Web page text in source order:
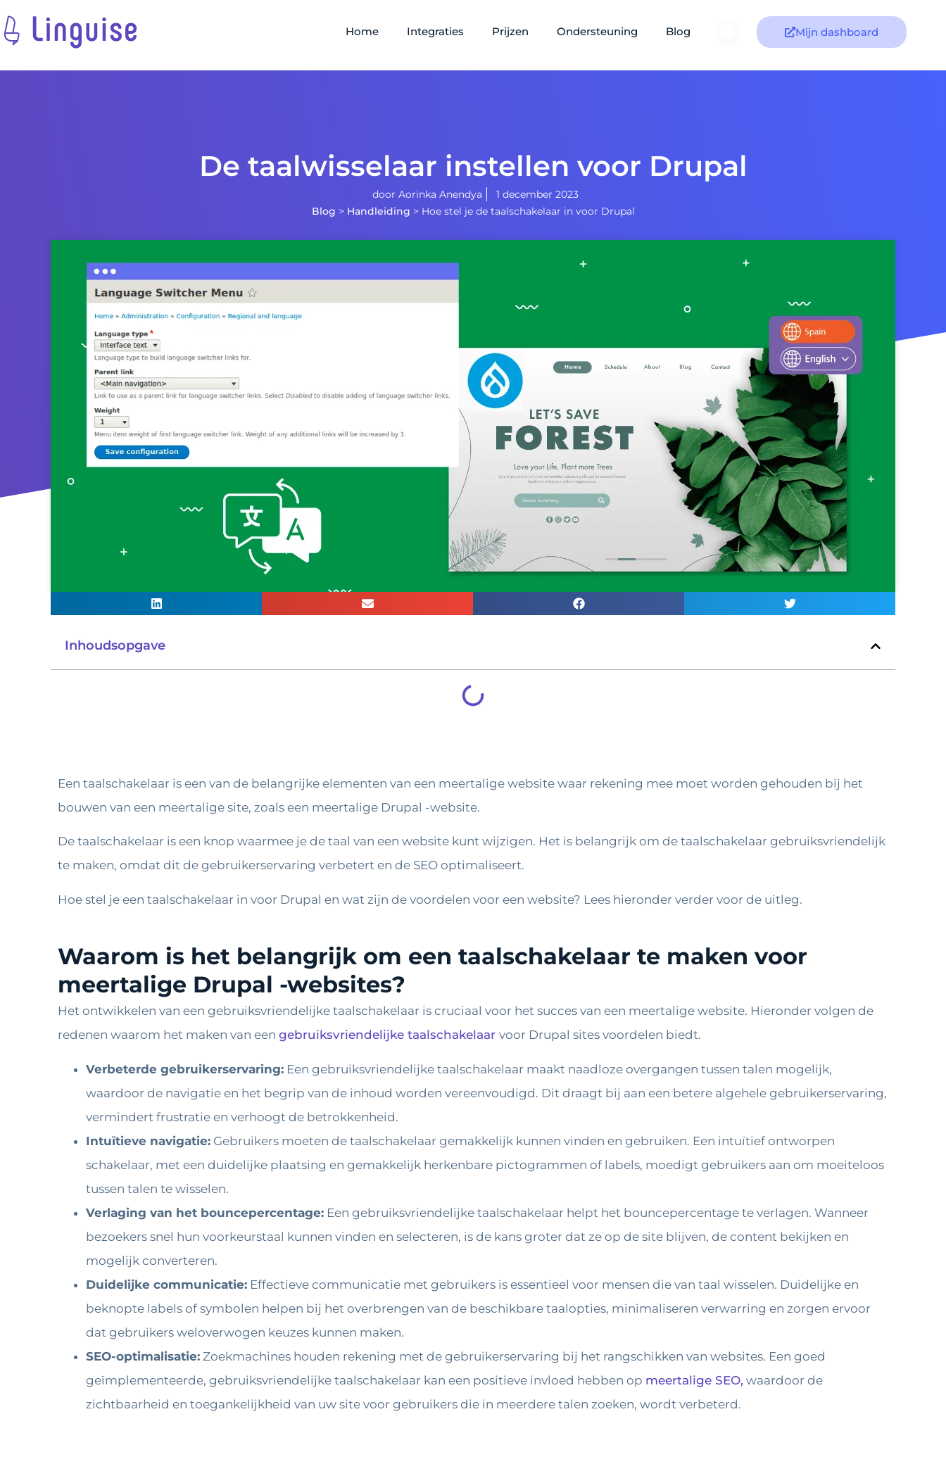
Home Integraties Prijzen Ondersteuning Blog Mijn dashboard
De taalwisselaar instellen voor Drupal
door Aorinka Anendya
1 december 2023
Blog > Handleiding > Hoe stel je de taalschakelaar in voor Drupal
Inhoudsopgave
Een taalschakelaar is een van de belangrijke elementen van een meertalige website waar rekening mee moet worden gehouden bij het
bouwen van een meertalige site, zoals een meertalige Drupal -website.
De taalschakelaar is een knop waarmee je de taal van een website kunt wijzigen. Het is belangrijk om de taalschakelaar gebruiksvriendelijk
te maken, omdat dit de gebruikerservaring verbetert en de SEO optimaliseert.
Hoe stel je een taalschakelaar in voor Drupal en wat zijn de voordelen voor een website? Lees hieronder verder voor de uitleg.
Waarom is het belangrijk om een ​​taalschakelaar te maken voor
meertalige Drupal -websites?
Het ontwikkelen van een gebruiksvriendelijke taalschakelaar is cruciaal voor het succes van een meertalige website. Hieronder volgen de
redenen waarom het maken van een gebruiksvriendelijke taalschakelaar voor Drupal sites voordelen biedt.
Verbeterde gebruikerservaring: Een gebruiksvriendelijke taalschakelaar maakt naadloze overgangen tussen talen mogelijk,
waardoor de navigatie en het begrip van de inhoud worden vereenvoudigd. Dit draagt ​​bij aan een betere algehele gebruikerservaring,
vermindert frustratie en verhoogt de betrokkenheid.
Intuïtieve navigatie: Gebruikers moeten de taalschakelaar gemakkelijk kunnen vinden en gebruiken. Een intuïtief ontworpen
schakelaar, met een duidelijke plaatsing en gemakkelijk herkenbare pictogrammen of labels, moedigt gebruikers aan om moeiteloos
tussen talen te wisselen.
Verlaging van het bouncepercentage: Een gebruiksvriendelijke taalschakelaar helpt het bouncepercentage te verlagen. Wanneer
bezoekers snel hun voorkeurstaal kunnen vinden en selecteren, is de kans groter dat ze op de site blijven, de content bekijken en
mogelijk converteren.
Duidelijke communicatie: Effectieve communicatie met gebruikers is essentieel voor mensen die van taal wisselen. Duidelijke en
beknopte labels of symbolen helpen bij het overbrengen van de beschikbare taalopties, minimaliseren verwarring en zorgen ervoor
dat gebruikers weloverwogen keuzes kunnen maken.
SEO-optimalisatie: Zoekmachines houden rekening met de gebruikerservaring bij het rangschikken van websites. Een goed
geïmplementeerde, gebruiksvriendelijke taalschakelaar kan een positieve invloed hebben op meertalige SEO, waardoor de
zichtbaarheid en toegankelijkheid van uw site voor gebruikers die in meerdere talen zoeken, wordt verbeterd.